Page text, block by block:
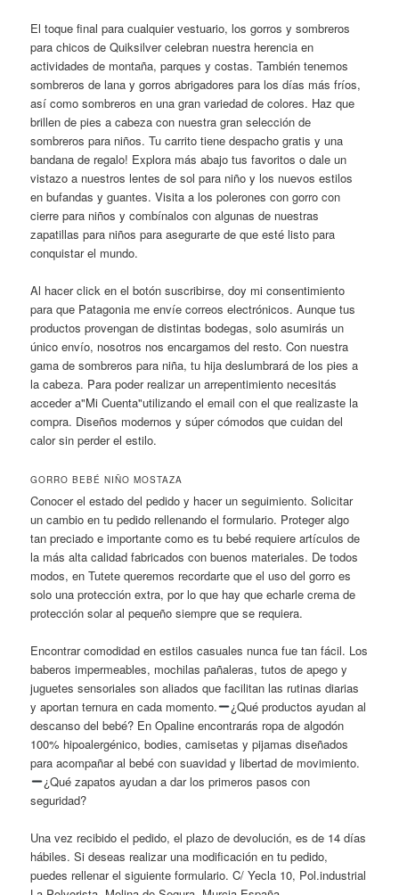
El toque final para cualquier vestuario, los gorros y sombreros
para chicos de Quiksilver celebran nuestra herencia en
actividades de montaña, parques y costas. También tenemos
sombreros de lana y gorros abrigadores para los días más fríos,
así como sombreros en una gran variedad de colores. Haz que
brillen de pies a cabeza con nuestra gran selección de
sombreros para niños. Tu carrito tiene despacho gratis y una
bandana de regalo! Explora más abajo tus favoritos o dale un
vistazo a nuestros lentes de sol para niño y los nuevos estilos
en bufandas y guantes. Visita a los polerones con gorro con
cierre para niños y combínalos con algunas de nuestras
zapatillas para niños para asegurarte de que esté listo para
conquistar el mundo.
Al hacer click en el botón suscribirse, doy mi consentimiento
para que Patagonia me envíe correos electrónicos. Aunque tus
productos provengan de distintas bodegas, solo asumirás un
único envío, nosotros nos encargamos del resto. Con nuestra
gama de sombreros para niña, tu hija deslumbrará de los pies a
la cabeza. Para poder realizar un arrepentimiento necesitás
acceder a"Mi Cuenta"utilizando el email con el que realizaste la
compra. Diseños modernos y súper cómodos que cuidan del
calor sin perder el estilo.
GORRO BEBÉ NIÑO MOSTAZA
Conocer el estado del pedido y hacer un seguimiento. Solicitar
un cambio en tu pedido rellenando el formulario. Proteger algo
tan preciado e importante como es tu bebé requiere artículos de
la más alta calidad fabricados con buenos materiales. De todos
modos, en Tutete queremos recordarte que el uso del gorro es
solo una protección extra, por lo que hay que echarle crema de
protección solar al pequeño siempre que se requiera.
Encontrar comodidad en estilos casuales nunca fue tan fácil. Los
baberos impermeables, mochilas pañaleras, tutos de apego y
juguetes sensoriales son aliados que facilitan las rutinas diarias
y aportan ternura en cada momento.
¿Qué productos ayudan al
descanso del bebé? En Opaline encontrarás ropa de algodón
100% hipoalergénico, bodies, camisetas y pijamas diseñados
para acompañar al bebé con suavidad y libertad de movimiento.
¿Qué zapatos ayudan a dar los primeros pasos con
seguridad?
Una vez recibido el pedido, el plazo de devolución, es de 14 días
hábiles. Si deseas realizar una modificación en tu pedido,
puedes rellenar el siguiente formulario. C/ Yecla 10, Pol.industrial